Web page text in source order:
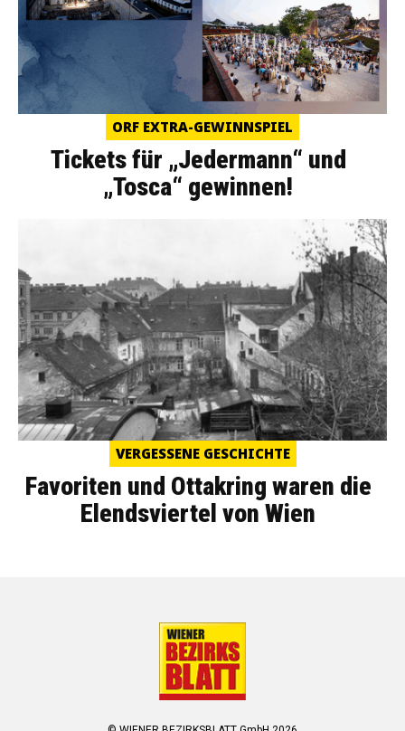
ORF EXTRA-GEWINNSPIEL
Tickets für „Jedermann“ und
„Tosca“ gewinnen!
VERGESSENE GESCHICHTE
Favoriten und Ottakring waren die
Elendsviertel von Wien